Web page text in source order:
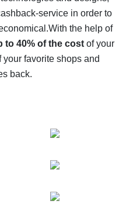
- how to find it
for AliExpress - let's
offers
service in order to
With the help of
to 40% of the costof your
favorite shops and
back.